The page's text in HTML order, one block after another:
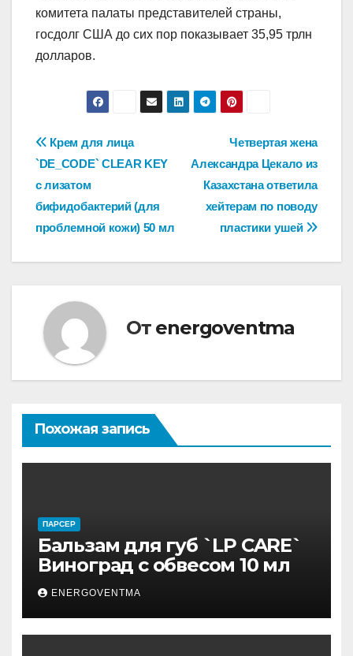
комитета палаты представителей страны,
госдолг США до сих пор показывает 35,95 трлн
долларов.
Навигация
по
записям
Четвертая жена
Александра Цекало из
Казахстана ответила
хейтерам по поводу
пластики ушей
Крем для лица
`DE_CODE` CLEAR KEY
с лизатом
бифидобактерий (для
проблемной кожи) 50 мл
От energoventma
Похожая запись
ПАРСЕР
Бальзам для губ `LP CARE`
Виноград с обвесом 10 мл
ENERGOVENTMA